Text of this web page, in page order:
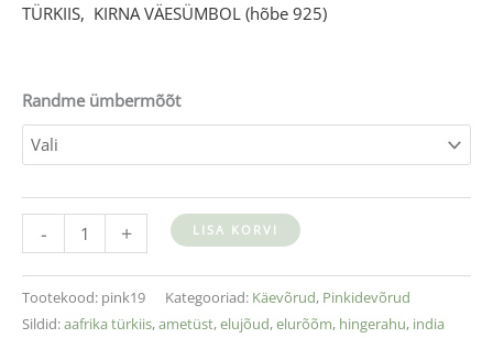
TÜRKIIS, KIRNA VÄESÜMBOL (hõbe 925)
Randme ümbermõõt
- + LISA KORVI
Tootekood: pink19 Kategooriad: Käevõrud, Pinkidevõrud
Sildid:aafrika türkiis,ametüst,elujõud,elurõõm, hingerahu, india